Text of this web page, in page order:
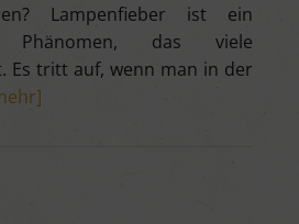
Lampenfieber ist ein
Phänomen, das viele
Es tritt auf, wenn man in der